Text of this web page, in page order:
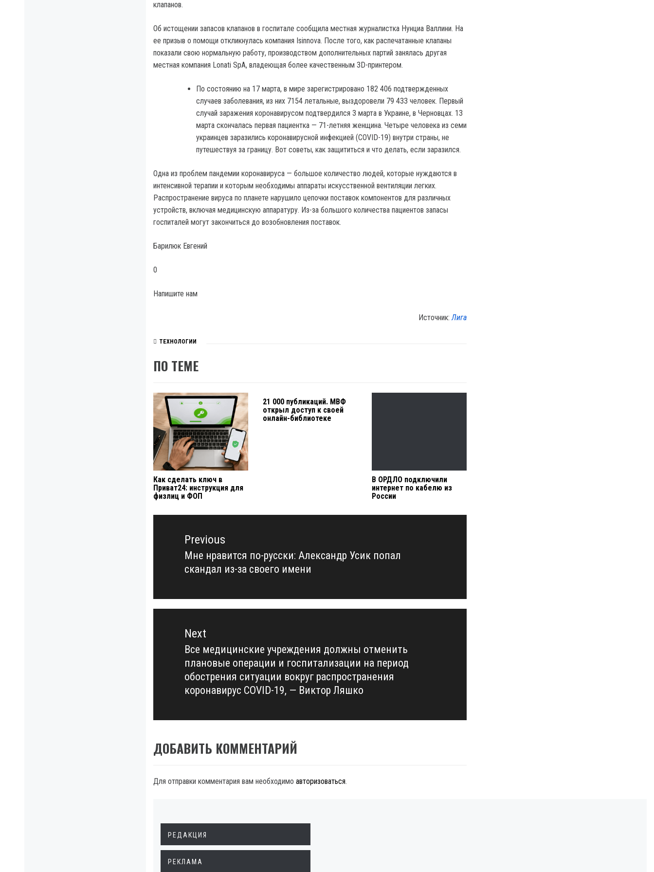
клапанов.
Об истощении запасов клапанов в госпитале сообщила местная журналистка Нунциа Валлини. На
ее призыв о помощи откликнулась компания Isinnova. После того, как распечатанные клапаны
показали свою нормальную работу, производством дополнительных партий занялась другая
местная компания Lonati SpA, владеющая более качественным 3D-принтером.
По состоянию на 17 марта, в мире зарегистрировано 182 406 подтвержденных
случаев заболевания, из них 7154 летальные, выздоровели 79 433 человек. Первый
случай заражения коронавирусом подтвердился 3 марта в Украине, в Черновцах. 13
марта скончалась первая пациентка — 71-летняя женщина. Четыре человека из семи
украинцев заразились коронавирусной инфекцией (COVID-19) внутри страны, не
путешествуя за границу. Вот советы, как защититься и что делать, если заразился.
Одна из проблем пандемии коронавируса — большое количество людей, которые нуждаются в
интенсивной терапии и которым необходимы аппараты искусственной вентиляции легких.
Распространение вируса по планете нарушило цепочки поставок компонентов для различных
устройств, включая медицинскую аппаратуру. Из-за большого количества пациентов запасы
госпиталей могут закончиться до возобновления поставок.
Барилюк Евгений
0
Напишите нам
Источник:Лига
ТЕХНОЛОГИИ
ПО ТЕМЕ
Как сделать ключ в
Приват24: инструкция для
физлиц и ФОП
21 000 публикаций. МВФ
открыл доступ к своей
онлайн-библиотеке
В ОРДЛО подключили
интернет по кабелю из
России
Навигация
записямPrevious
Previous
post:
Мне нравится по-русски: Александр Усик попал
скандал из-за своего имени
Next
Next
post:
Все медицинские учреждения должны отменить
плановые операции и госпитализации на период
обострения ситуации вокруг распространения
коронавирус COVID-19, — Виктор Ляшко
ДОБАВИТЬ КОММЕНТАРИЙ
Для отправки комментария вам необходимо авторизоваться.
РЕДАКЦИЯ
РЕКЛАМА